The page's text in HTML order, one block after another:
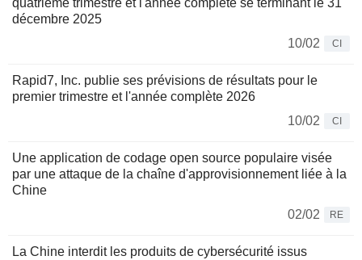
quatrième trimestre et l'année complète se terminant le 31
décembre 2025
10/02
CI
Rapid7, Inc. publie ses prévisions de résultats pour le
premier trimestre et l'année complète 2026
10/02
CI
Une application de codage open source populaire visée
par une attaque de la chaîne d'approvisionnement liée à la
Chine
02/02
RE
La Chine interdit les produits de cybersécurité issus